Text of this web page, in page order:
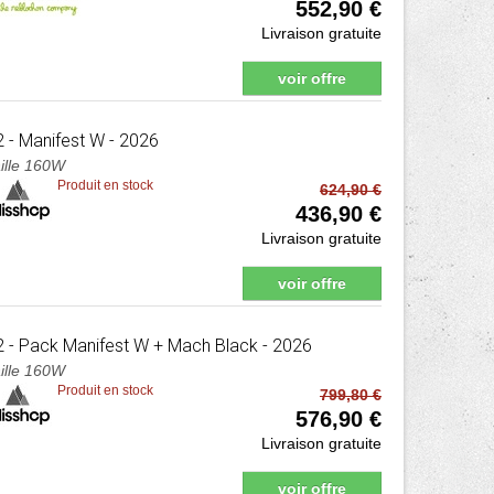
552,90 €
Livraison gratuite
voir offre
- Manifest W - 2026
160W
Produit en stock 624,90 €
436,90 €
Livraison gratuite
voir offre
- Pack Manifest W + Mach Black - 2026
160W
Produit en stock 799,80 €
576,90 €
Livraison gratuite
voir offre